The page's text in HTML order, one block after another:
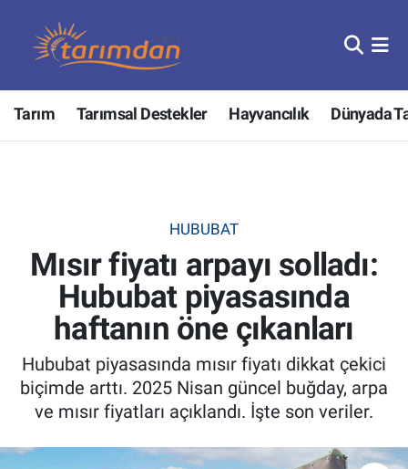
Tarım Tarımsal Destekler Hayvancılık Dünyada
HUBUBAT
Mısır fiyatı arpayı solladı:
Hububat piyasasında
haftanın öne çıkanları
Hububat piyasasında mısır fiyatı dikkat çekici
biçimde arttı. 2025 Nisan güncel buğday, arpa
ve mısır fiyatları açıklandı. İşte son veriler.
Tarım
Hayvancılık
Tarımsal Destekler
Tarım Bakanlığı
Tarım Kredi Kooperatifleri
Nöbetçi Eczaneler
Hava Durumu
Tüm Manşetler
Son Dakika Haberleri